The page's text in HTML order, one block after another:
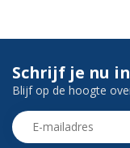
Schrijf je nu
Blijf op de hoogte